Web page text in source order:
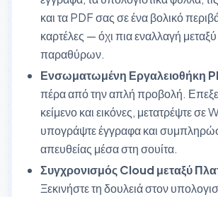
και τα PDF σας σε ένα βολικό
καρτέλες — όχι πια εναλλαγή
παραθύρων.
Ενσωματωμένη Εργαλειοθήκη
πέρα από την απλή προβολή.
κείμενο και εικόνες, μετατρέψτε σε
υπογράψτε έγγραφα και
απευθείας μέσα στη σουίτα.
Συγχρονισμός Cloud μεταξύ
Ξεκινήστε τη δουλειά στον